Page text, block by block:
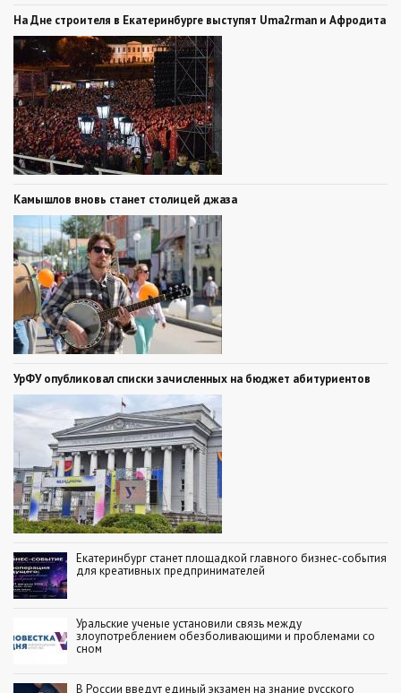
На Дне строителя в Екатеринбурге выступят Uma2rman и Афродита
Камышлов вновь станет столицей джаза
УрФУ опубликовал списки зачисленных на бюджет абитуриентов
Екатеринбург станет площадкой главного бизнес-события
для креативных предпринимателей
Уральские ученые установили связь между
злоупотреблением обезболивающими и проблемами со
сном
В России введут единый экзамен на знание русского